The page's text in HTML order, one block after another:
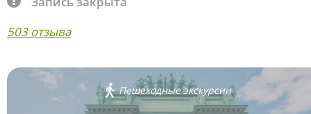
503 отзыва
Пешеходные экскурсии